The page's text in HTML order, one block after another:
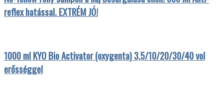
reflex hatással. EXTRÉM JÓ!
1000 ml KYO Bio Activator (oxygenta) 3,5/10/20/30/40 vol
erősséggel